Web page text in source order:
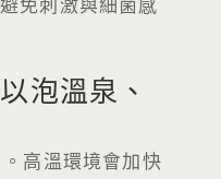
泡溫泉、
高溫環境會加快